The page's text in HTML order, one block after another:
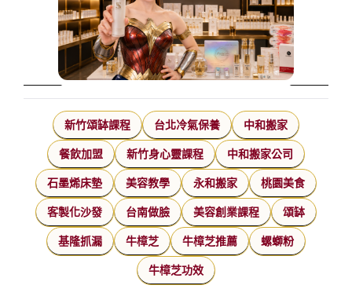
新竹頌缽課程 台北冷氣保養 中和搬家
餐飲加盟 新竹身心靈課程 中和搬家公司
石墨烯床墊 美容教學 永和搬家 桃園美食
客製化沙發 台南做臉 美容創業課程 頌缽
基隆抓漏 牛樟芝 牛樟芝推薦 螺螄粉
牛樟芝功效